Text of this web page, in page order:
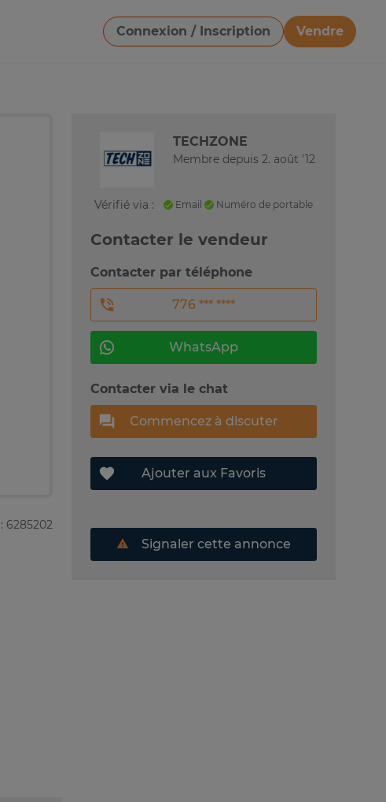
Connexion / Inscription
Vendre
Télécharger une image
6285202
TECHZONE
Membre depuis 2. août '12
Vérifié via : Email Numéro de portable
Contacter le vendeur
Contacter par téléphone
776 *** ****
WhatsApp
Contacter via le chat
Commencez à discuter
Ajouter aux Favoris
Signaler cette annonce